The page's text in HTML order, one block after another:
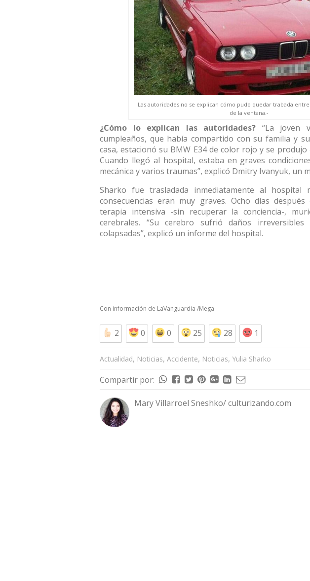
Las autoridades no se explican cómo pudo quedar trabada
de la ventana.-
¿Cómo lo explican las autoridades? “La joven
cumpleaños, que había compartido con su familia y
casa, estacionó su BMW E34 de color rojo y se produjo
Cuando llegó al hospital, estaba en graves
mecánica y varios traumas”, explicó Dmitry Ivanyuk, un
Sharko fue trasladada inmediatamente al hospital
consecuencias eran muy graves. Ocho días
terapia intensiva -sin recuperar la conciencia-,
cerebrales. “Su cerebro sufrió daños
colapsadas”, explicó un informe del hospital.
Con información de LaVanguardia /Mega
2 0 0 25 28 1
Actualidad, Noticias, Accidente, Noticias, Yulia Sharko
Compartir por:
Mary Villarroel Sneshko/ culturizando.com